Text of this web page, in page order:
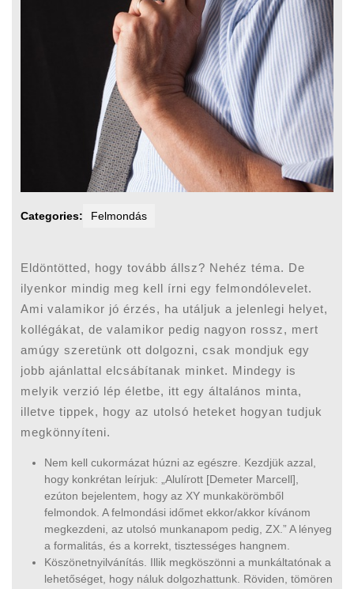
Categories: Felmondás
Eldöntötted, hogy tovább állsz? Nehéz téma. De
ilyenkor mindig meg kell írni egy felmondólevelet.
Ami valamikor jó érzés, ha utáljuk a jelenlegi helyet,
kollégákat, de valamikor pedig nagyon rossz, mert
amúgy szeretünk ott dolgozni, csak mondjuk egy
jobb ajánlattal elcsábítanak minket. Mindegy is
melyik verzió lép életbe, itt egy általános minta,
illetve tippek, hogy az utolsó heteket hogyan tudjuk
megkönnyíteni.
Nem kell cukormázat húzni az egészre. Kezdjük azzal,
hogy konkrétan leírjuk: „Alulírott [Demeter Marcell],
ezúton bejelentem, hogy az XY munkakörömből
felmondok. A felmondási időmet ekkor/akkor kívánom
megkezdeni, az utolsó munkanapom pedig, ZX.” A lényeg
a formalitás, és a korrekt, tisztességes hangnem.
Köszönetnyilvánítás. Illik megköszönni a munkáltatónak a
lehetőséget, hogy náluk dolgozhattunk. Röviden, tömören